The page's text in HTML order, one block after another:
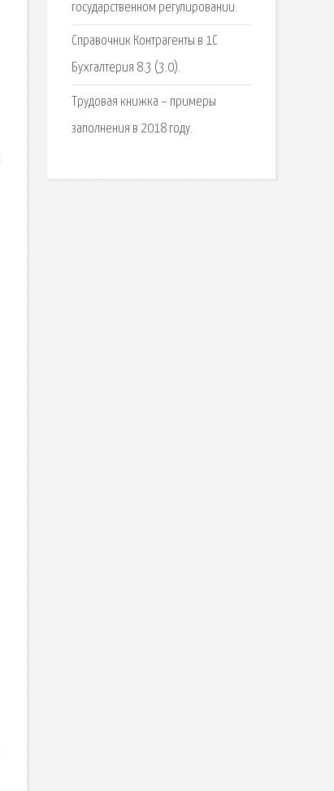
государственном регулировании.
Справочник Контрагенты в 1С
Бухгалтерия 8.3 (3.0).
Трудовая книжка – примеры
заполнения в 2018 году.